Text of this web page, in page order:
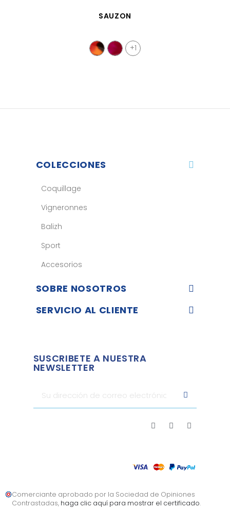
VISTA RÁPIDA
SAUZON
+1
COLECCIONES
Coquillage
Vigneronnes
Balizh
Sport
Accesorios
SOBRE NOSOTROS
SERVICIO AL CLIENTE
SUSCRIBETE A NUESTRA
NEWSLETTER
Comerciante aprobado por la Sociedad de Opiniones
Contrastadas, haga clic aquí para mostrar el certificado.